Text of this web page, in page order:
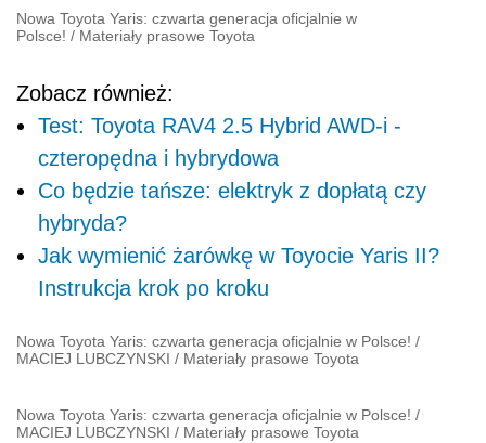
Nowa Toyota Yaris: czwarta generacja oficjalnie w
Polsce! / Materiały prasowe Toyota
Zobacz również:
Test: Toyota RAV4 2.5 Hybrid AWD-i -
czteropędna i hybrydowa
Co będzie tańsze: elektryk z dopłatą czy
hybryda?
Jak wymienić żarówkę w Toyocie Yaris II?
Instrukcja krok po kroku
Nowa Toyota Yaris: czwarta generacja oficjalnie w Polsce! /
MACIEJ LUBCZYNSKI / Materiały prasowe Toyota
Nowa Toyota Yaris: czwarta generacja oficjalnie w Polsce! /
MACIEJ LUBCZYNSKI / Materiały prasowe Toyota